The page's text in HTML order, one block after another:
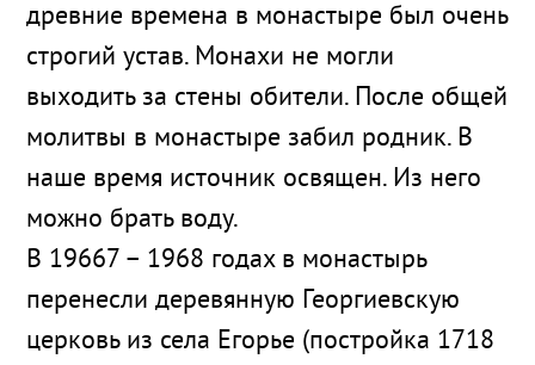
древние времена в монастыре был очень
строгий устав. Монахи не могли
выходить за стены обители. После общей
молитвы в монастыре забил родник. В
наше время источник освящен. Из него
можно брать воду.
В 19667 – 1968 годах в монастырь
перенесли деревянную Георгиевскую
церковь из села Егорье (постройка 1718